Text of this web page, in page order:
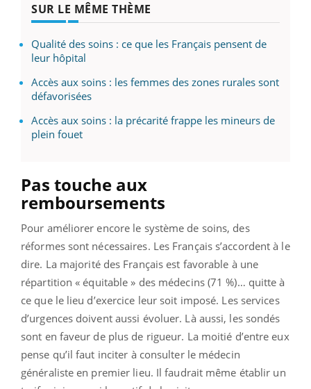
SUR LE MÊME THÈME
Qualité des soins : ce que les Français pensent de
leur hôpital
Accès aux soins : les femmes des zones rurales sont
défavorisées
Accès aux soins : la précarité frappe les mineurs de
plein fouet
Pas touche aux
remboursements
Pour améliorer encore le système de soins, des
réformes sont nécessaires. Les Français s’accordent à le
dire. La majorité des Français est favorable à une
répartition « équitable » des médecins (71 %)… quitte à
ce que le lieu d’exercice leur soit imposé. Les services
d’urgences doivent aussi évoluer. Là aussi, les sondés
sont en faveur de plus de rigueur. La moitié d’entre eux
pense qu’il faut inciter à consulter le médecin
généraliste en premier lieu. Il faudrait même établir un